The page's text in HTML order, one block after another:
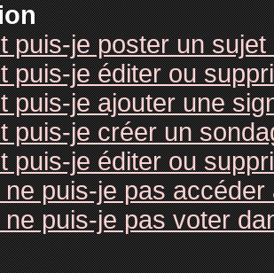
puis-je poster un
puis-je éditer ou
puis-je ajouter une
puis-je créer un
puis-je éditer ou
puis-je pas accéder
puis-je pas voter